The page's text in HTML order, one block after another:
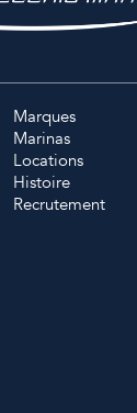
Marques
Marinas
Locations
Histoire
Recrutement